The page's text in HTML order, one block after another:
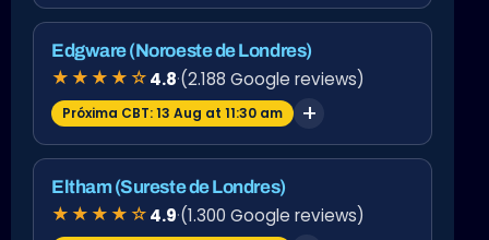
Edgware (Noroeste de Londres)
★★★★☆4.8·(2.188 Google reviews)
Próxima CBT: 13 Aug at 11:30 am
Eltham (Sureste de Londres)
★★★★☆4.9·(1.300 Google reviews)